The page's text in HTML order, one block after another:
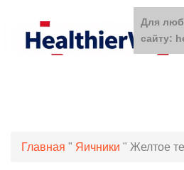
Главная " Яичники " Желтое
Для
сайту: